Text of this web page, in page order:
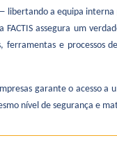
libertando a equipa
FACTIS assegura um
ferramentas e processos
garante o acesso
nível de segurança e